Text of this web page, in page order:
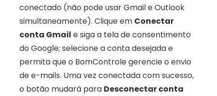
conectado (não pode usar Gmail e Outlook
simultaneamente). Clique em Conectar
conta Gmail e siga a tela de consentimento
do Google; selecione a conta desejada e
permita que o BomControle gerencie o envio
de e-mails. Uma vez conectada com sucesso,
o botão mudará para Desconectar conta